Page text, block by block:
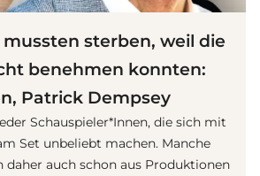
mussten sterben, weil die
benehmen konnten:
Patrick Dempsey
Schauspieler*Innen, die sich mit
Set unbeliebt machen. Manche
daher auch schon aus Produktionen